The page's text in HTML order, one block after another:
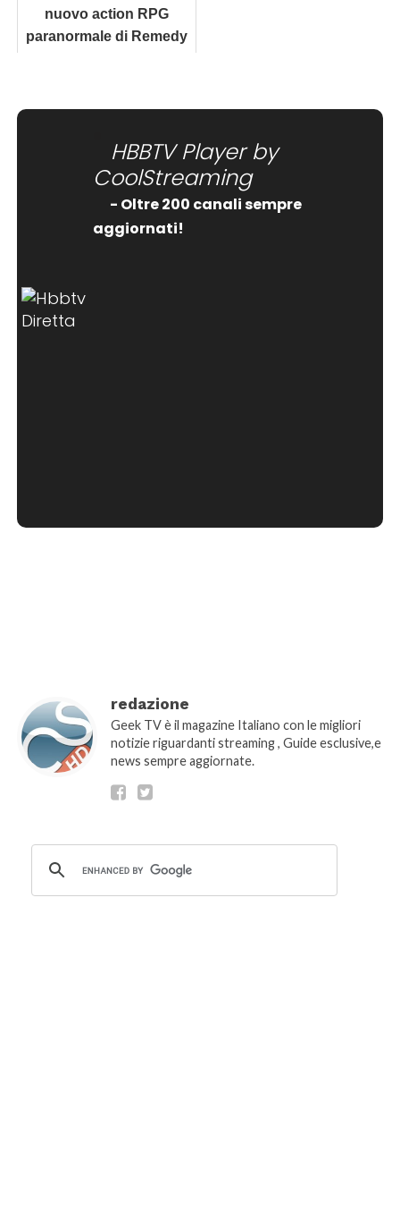
nuovo action RPG
paranormale di Remedy
HBBTV Player by
CoolStreaming
- Oltre 200 canali sempre
aggiornati!
redazione
Geek TV è il magazine Italiano con le migliori
notizie riguardanti streaming , Guide esclusive,e
news sempre aggiornate.